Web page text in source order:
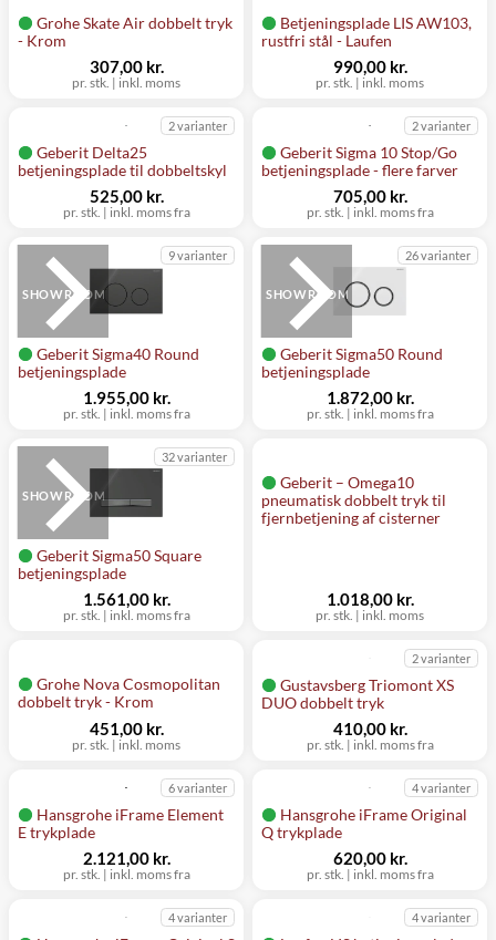
Grohe Skate Air dobbelt tryk
- Krom
pr. stk. | inkl. moms
307,00 kr.
Betjeningsplade LIS AW103,
rustfri stål - Laufen
pr. stk. | inkl. moms
990,00 kr.
Geberit Delta25
betjeningsplade til dobbeltskyl
2 varianter
pr. stk. | inkl. moms fra
525,00 kr.
Geberit Sigma 10 Stop/Go
betjeningsplade - flere farver
2 varianter
pr. stk. | inkl. moms fra
705,00 kr.
Geberit Sigma40 Round
betjeningsplade
9 varianter
SHOWROOM
pr. stk. | inkl. moms fra
1.955,00 kr.
Geberit Sigma50 Round
betjeningsplade
26 varianter
SHOWROOM
pr. stk. | inkl. moms fra
1.872,00 kr.
Geberit Sigma50 Square
betjeningsplade
32 varianter
SHOWROOM
pr. stk. | inkl. moms fra
1.561,00 kr.
Geberit – Omega10
pneumatisk dobbelt tryk til
fjernbetjening af cisterner
pr. stk. | inkl. moms
1.018,00 kr.
Grohe Nova Cosmopolitan
dobbelt tryk - Krom
pr. stk. | inkl. moms
451,00 kr.
Gustavsberg Triomont XS
DUO dobbelt tryk
2 varianter
pr. stk. | inkl. moms fra
410,00 kr.
Hansgrohe iFrame Element
E trykplade
6 varianter
pr. stk. | inkl. moms fra
2.121,00 kr.
Hansgrohe iFrame Original
Q trykplade
4 varianter
pr. stk. | inkl. moms fra
620,00 kr.
4 varianter 4 varianter